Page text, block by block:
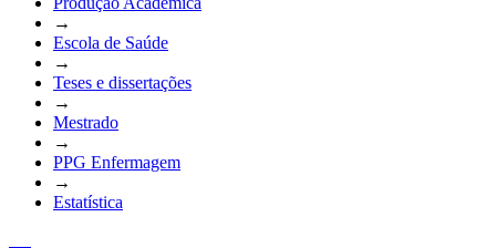
→
Escola de Saúde
→
Teses e dissertações
→
Mestrado
→
PPG Enfermagem
→
Estatística